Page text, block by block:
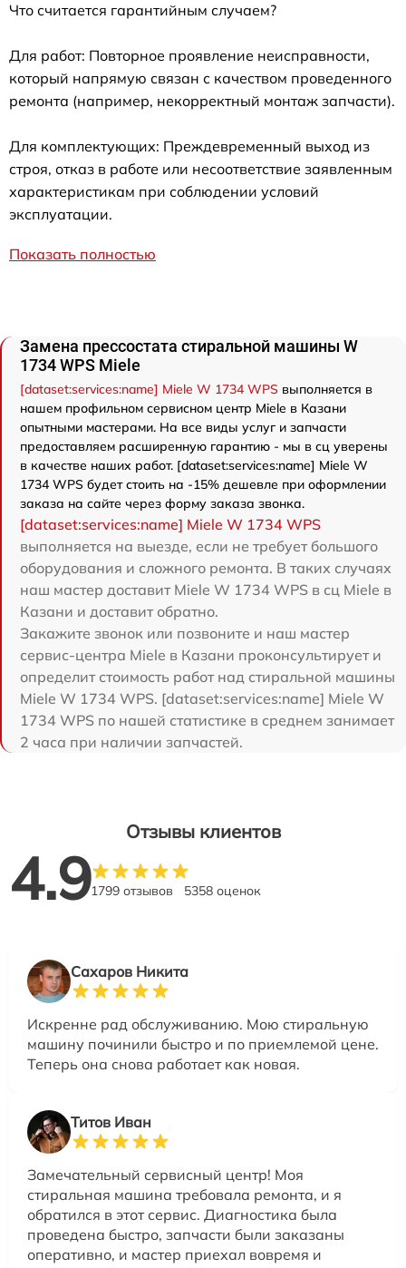
Что считается гарантийным случаем?
Для работ: Повторное проявление неисправности,
который напрямую связан с качеством проведенного
ремонта (например, некорректный монтаж запчасти).
Для комплектующих: Преждевременный выход из
строя, отказ в работе или несоответствие заявленным
характеристикам при соблюдении условий
эксплуатации.
Показать полностью
Замена прессостата стиральной машины W
1734 WPS Miele
[dataset:services:name] Miele W 1734 WPS выполняется в
нашем профильном сервисном центр Miele в Казани
опытными мастерами. На все виды услуг и запчасти
предоставляем расширенную гарантию - мы в сц уверены
в качестве наших работ. [dataset:services:name] Miele W
1734 WPS будет стоить на -15% дешевле при оформлении
заказа на сайте через форму заказа звонка.
[dataset:services:name] Miele W 1734 WPS
выполняется на выезде, если не требует большого
оборудования и сложного ремонта. В таких случаях
наш мастер доставит Miele W 1734 WPS в сц Miele в
Казани и доставит обратно.
Закажите звонок или позвоните и наш мастер
сервис-центра Miele в Казани проконсультирует и
определит стоимость работ над стиральной машины
Miele W 1734 WPS. [dataset:services:name] Miele W
1734 WPS по нашей статистике в среднем занимает
2 часа при наличии запчастей.
Отзывы клиентов
4.91799 отзывов 5358 оценок
Сахаров Никита
Искренне рад обслуживанию. Мою стиральную
машину починили быстро и по приемлемой цене.
Теперь она снова работает как новая.
Титов Иван
Замечательный сервисный центр! Моя
стиральная машина требовала ремонта, и я
обратился в этот сервис. Диагностика была
проведена быстро, запчасти были заказаны
оперативно, и мастер приехал вовремя и